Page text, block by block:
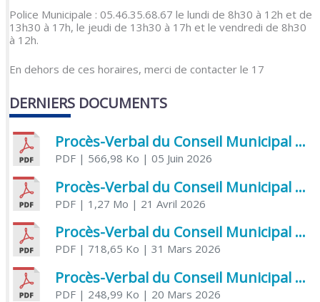
Police Municipale : 05.46.35.68.67 le lundi de 8h30 à 12h et de
13h30 à 17h, le jeudi de 13h30 à 17h et le vendredi de 8h30
à 12h.
En dehors de ces horaires, merci de contacter le 17
DERNIERS DOCUMENTS
Procès-Verbal du Conseil Municipal du 5 juin 2026
PDF| 566,98 Ko | 05 Juin 2026
Procès-Verbal du Conseil Municipal du 21 avril 2026
PDF| 1,27 Mo | 21 Avril 2026
Procès-Verbal du Conseil Municipal du 31 mars 2026
PDF| 718,65 Ko | 31 Mars 2026
Procès-Verbal du Conseil Municipal du 20 mars 2026
PDF| 248,99 Ko | 20 Mars 2026